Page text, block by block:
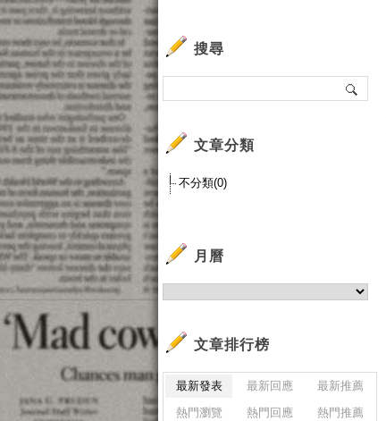
搜尋
文章分類
不分類(0)
月曆
文章排行榜
最新發表 最新回應
最新推薦
熱門瀏覽
熱門回應 熱門推薦